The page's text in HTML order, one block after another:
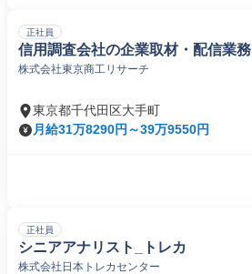
正社員
信用調査会社の企業取材・配信業務
株式会社東京商工リサーチ
東京都千代田区大手町
月給31万8290円～39万9550円
正社員
シニアアナリスト_トレカ
株式会社日本トレカセンター